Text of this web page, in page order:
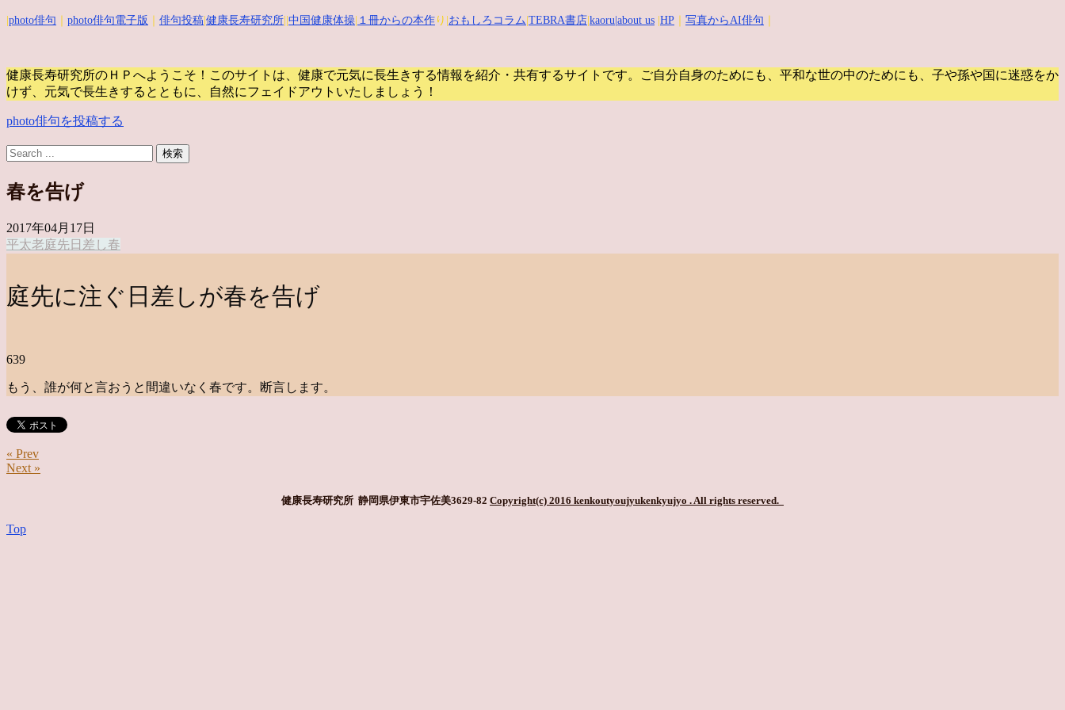
photo俳句 photo俳句電子版 俳句投稿 健康長寿研究所 中国健康体操 １冊からの本作 り| おもしろコラム TEBRA書店 kaoru |about us HP 写真からAI俳句
健康長寿研究所のＨＰへようこそ！このサイトは、健康で元気に長生きする情報を紹介・共有するサイトです。
ご自分自身のためにも、平和な世の中のためにも、子や孫や国に迷惑をか
けず、元気で長生きするとともに、自然にフェイドアウトいたしましょう！
photo俳句を投稿する
春を告げ
2017年04月17日
平太老庭先 日差し 春
庭先に注ぐ日差しが春を告げ
639
もう、誰が何と言おうと間違いなく春です。断言します。
« Prev
Next »
健康長寿研究所 静岡県伊東市宇佐美3629-82 Copyright(c) 2016 kenkoutyoujyukenkyujyo . All rights reserved.
Top